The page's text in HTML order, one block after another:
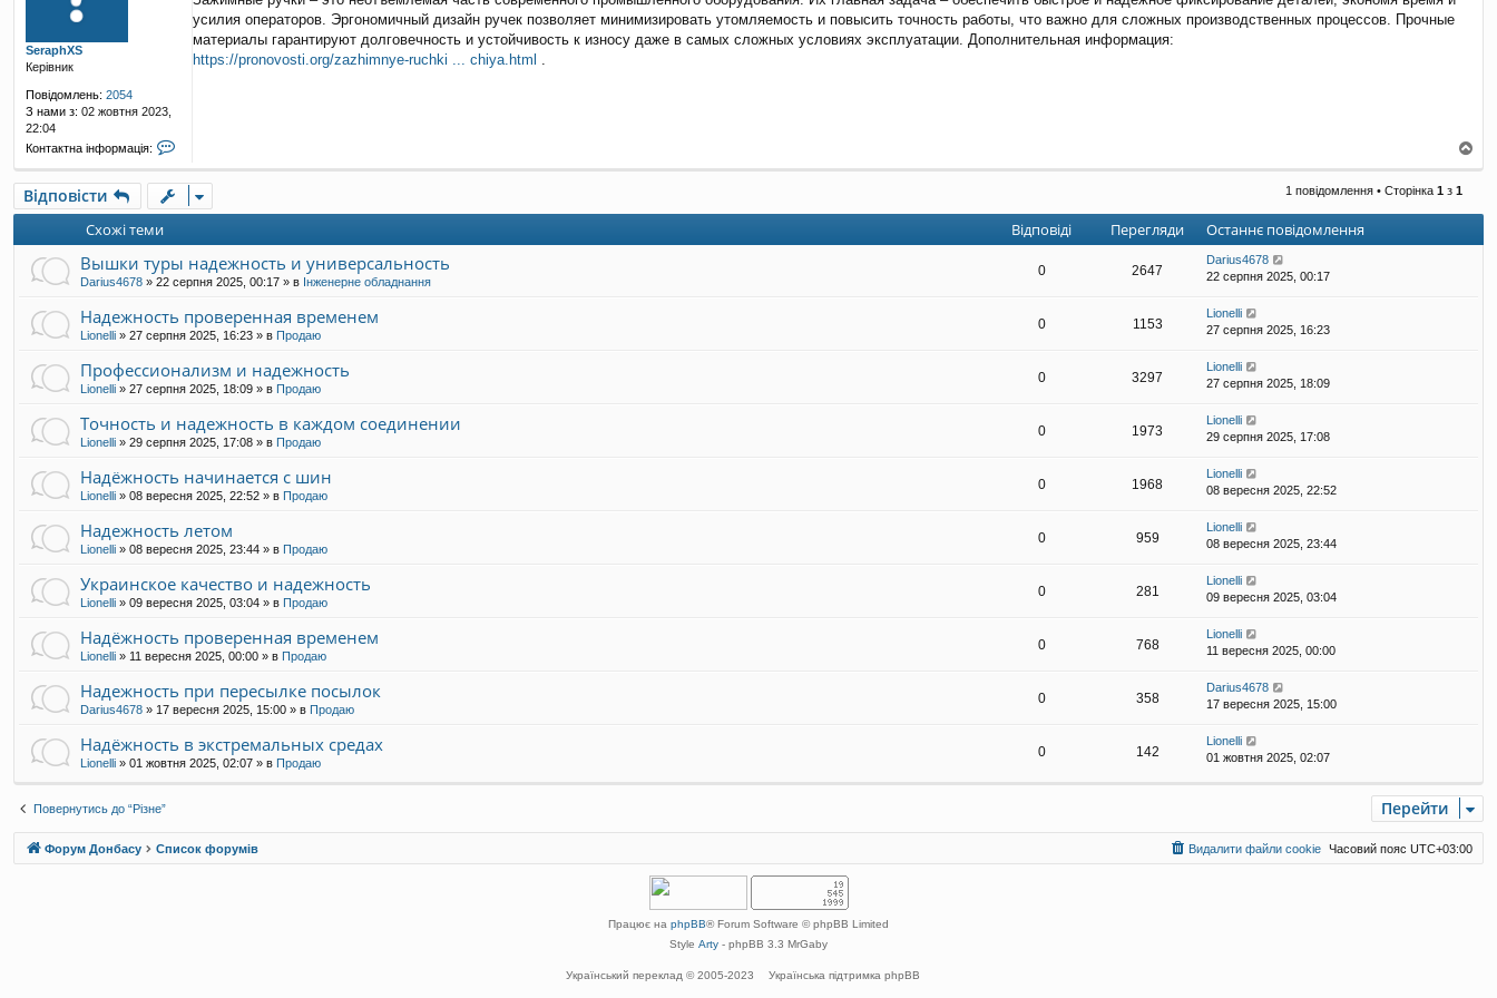
SeraphXS
Керівник
Повідомлень: 2054
З нами з: 02 жовтня 2023,
22:04
Контактна інформація:
а
т
н
а
ф
о
м
а
і
я
о
р
т
а
ч
S
e
a
p
X
S
в
і
д
о
м
усилия операторов. Эргономичный дизайн ручек позволяет минимизировать утомляемость и повысить точность работы, что важно для сложных производственных процессов. Прочные
материалы гарантируют долговечность и устойчивость к износу даже в самых сложных условиях эксплуатации. Дополнительная информация:
https://pronovosti.org/zazhimnye-ruchki ... chiya.html .
о
р
Відповісти 1 повідомлення • Сторінка 1 з 1
Схожі теми Відповіді Перегляди Останнє повідомлення
Вышки туры надежность и универсальность
Darius4678 » 22 серпня 2025, 00:17 » в Інженерне обладнання
0 2647
Darius4678
22 серпня 2025, 00:17
Надежность проверенная временем
Lionelli » 27 серпня 2025, 16:23 » в Продаю
0 1153
Lionelli
27 серпня 2025, 16:23
Профессионализм и надежность
Lionelli » 27 серпня 2025, 18:09 » в Продаю
0 3297
Lionelli
27 серпня 2025, 18:09
Точность и надежность в каждом соединении
Lionelli » 29 серпня 2025, 17:08 » в Продаю
0 1973
Lionelli
29 серпня 2025, 17:08
Надёжность начинается с шин
Lionelli » 08 вересня 2025, 22:52 » в Продаю
0 1968
Lionelli
08 вересня 2025, 22:52
Надежность летом
Lionelli » 08 вересня 2025, 23:44 » в Продаю
0 959
Lionelli
08 вересня 2025, 23:44
Украинское качество и надежность
Lionelli » 09 вересня 2025, 03:04 » в Продаю
0 281
Lionelli
09 вересня 2025, 03:04
Надёжность проверенная временем
Lionelli » 11 вересня 2025, 00:00 » в Продаю
0 768
Lionelli
11 вересня 2025, 00:00
Надежность при пересылке посылок
Darius4678 » 17 вересня 2025, 15:00 » в Продаю
0 358
Darius4678
17 вересня 2025, 15:00
Надёжность в экстремальных средах
Lionelli » 01 жовтня 2025, 02:07 » в Продаю
0 142
Lionelli
01 жовтня 2025, 02:07
Повернутись до “Різне” Перейти
Форум Донбасу Список форумів Часовий пояс UTC+03:00
Видалити файли cookie
Працює на phpBB® Forum Software © phpBB Limited
Style Arty - phpBB 3.3 MrGaby
Український переклад © 2005-2023 Українська підтримка phpBB